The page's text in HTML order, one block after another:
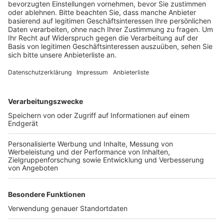
Veröffentlicht:Dienstag, 14.12.2021 16:06
Anzeige
Nach Angaben von Straßen.NRW wollen die
stattfinden. Dazu muss die Straße halbseitig gesperrt
werden, der Verkehr wird über eine Baustellenampel
geregelt. Für Fußgänger und Radfahrer ist eine
Umleitung über die Bruder-Edelfried-Straße und Auf
dem Kreuzberg ausgeschildert.
Anzeige